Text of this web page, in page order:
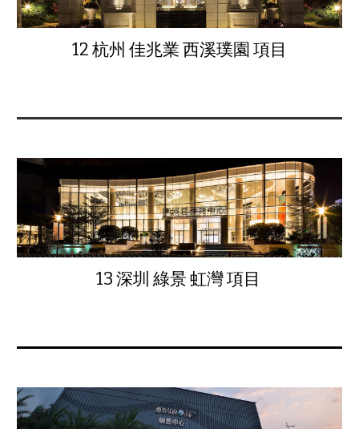
12 杭州 佳兆業 西溪璞園 項目
13 深圳 綠景 虹灣 項目